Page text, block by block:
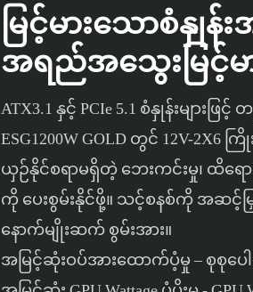
မြင့်မားသောစံနှုန်
အရည်အသွေးမြင့်မ
ATX3.1 နှင့် PCIe 5.1 စံနှုန်းများ
ESG1200W GOLD တွင် 12V-2X6 က
ယှဉ်နိုင်စရာမရှိတဲ့ ဘေးကင်းမှု၊ ထိရ
ကို ပေးစွမ်းနိုင်ဖို့။ သင့်စနစ်ကို အဆင့်
နောက်မျိုးဆက် စွမ်းအား။
အမြင့်ဆုံးဝပ်အားထောက်ပံ့မှု – စုစုပေ